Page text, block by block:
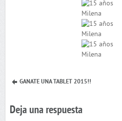
GANATE UNA TABLET 2015!!
Deja una respuesta